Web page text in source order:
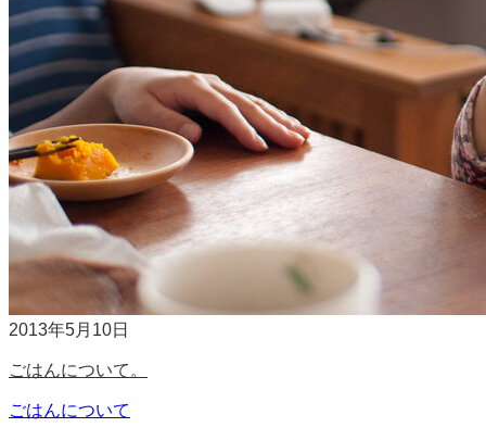
2013年5月10日
ごはんについて。
ごはんについて